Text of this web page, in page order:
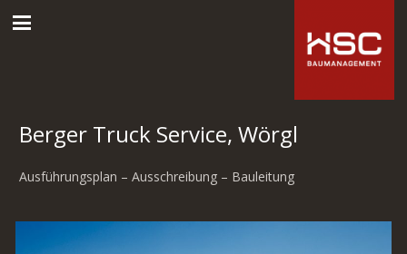
Berger Truck Service, Wörgl
Ausführungsplan – Ausschreibung – Bauleitung